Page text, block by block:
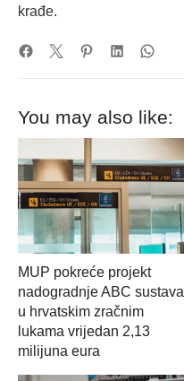
krađe.
You may also like:
MUP pokreće projekt
nadogradnje ABC sustava
u hrvatskim zračnim
lukama vrijedan 2,13
milijuna eura